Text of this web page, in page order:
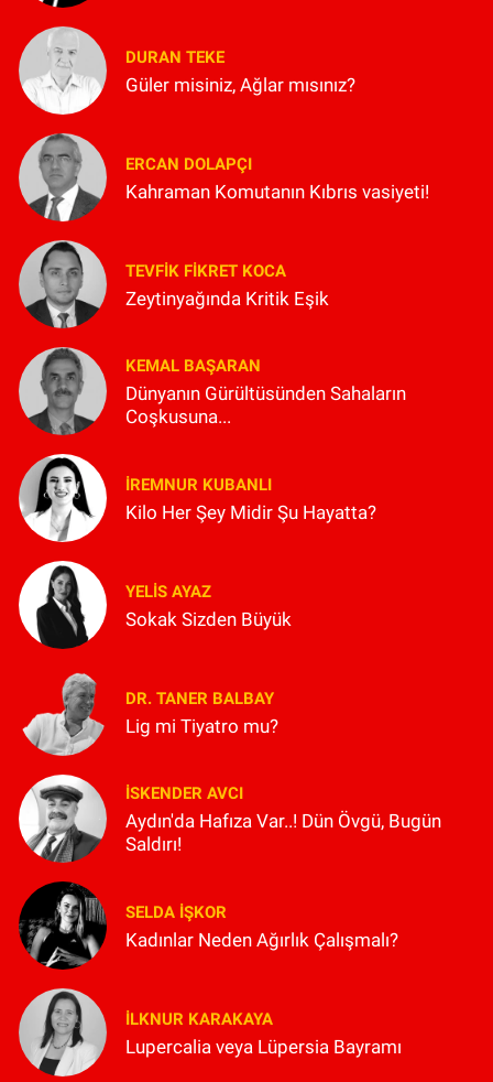
DURAN TEKE
Güler misiniz, Ağlar mısınız?
ERCAN DOLAPÇI
Kahraman Komutanın Kıbrıs vasiyeti!
TEVFIK FIKRET KOCA
Zeytinyağında Kritik Eşik
KEMAL BAŞARAN
Dünyanın Gürültüsünden Sahaların
Coşkusuna...
İREMNUR KUBANLI
Kilo Her Şey Midir Şu Hayatta?
YELIS AYAZ
Sokak Sizden Büyük
DR. TANER BALBAY
Lig mi Tiyatro mu?
İSKENDER AVCI
Aydın'da Hafıza Var..! Dün Övgü, Bugün
Saldırı!
SELDA İŞKOR
Kadınlar Neden Ağırlık Çalışmalı?
İLKNUR KARAKAYA
Lupercalia veya Lüpersia Bayramı